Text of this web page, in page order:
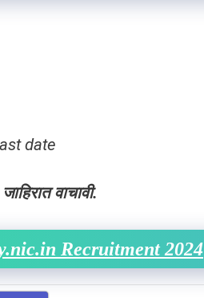
date
वाचावी.
Recruitment 2024